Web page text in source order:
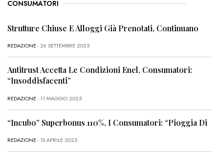
CONSUMATORI
Strutture Chiuse E Alloggi Già Prenotati, Continuano
REDAZIONE- 26 SETTEMBRE 2025
Antitrust Accetta Le Condizioni Enel, Consumatori:
“Insoddisfacenti”
REDAZIONE- 11 MAGGIO 2025
“Incubo” Superbonus 110%, I Consumatori: “Pioggia Di
REDAZIONE- 13 APRILE 2025